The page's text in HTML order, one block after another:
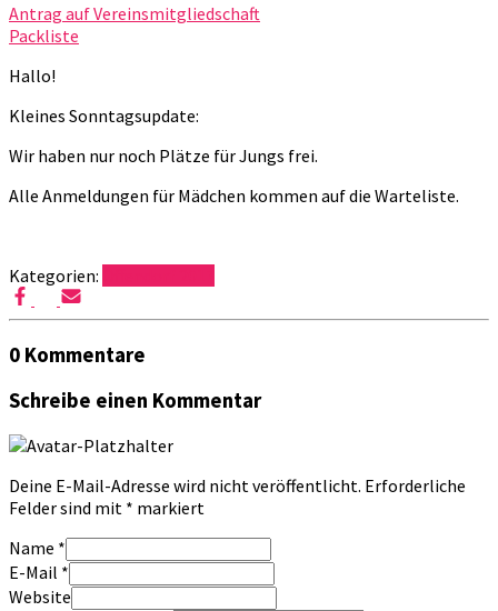
Antrag auf Vereinsmitgliedschaft
Packliste
Hallo!
Kleines Sonntagsupdate:
Wir haben nur noch Plätze für Jungs frei.
Alle Anmeldungen für Mädchen kommen auf die Warteliste.
Kategorien:
0 Kommentare
Schreibe einen Kommentar
Deine E-Mail-Adresse wird nicht veröffentlicht. Erforderliche
Felder sind mit * markiert
Name *
E-Mail *
Website